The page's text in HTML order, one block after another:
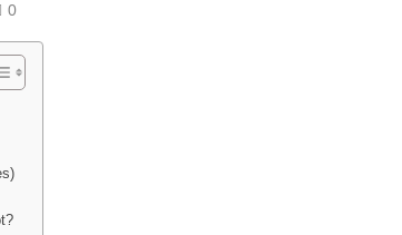
0